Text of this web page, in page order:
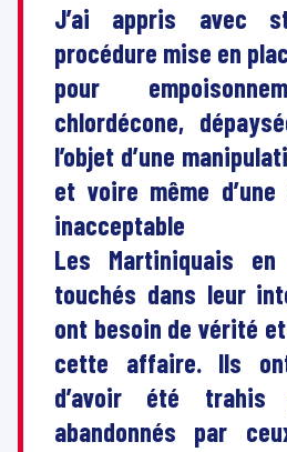
J’ai appris avec
procédure mise en
pour
chlordécone,
l’objet d’une
et voire même
inacceptable
Les Martiniquais
touchés dans leur
ont besoin de vérité
cette affaire. Ils
d’avoir été
abandonnés par